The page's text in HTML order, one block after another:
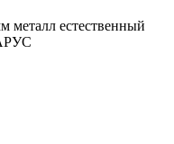
металл естественный